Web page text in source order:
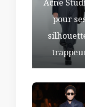
Acne
pour